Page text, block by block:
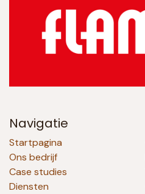
Navigatie
Startpagina
Ons bedrijf
Case studies
Diensten